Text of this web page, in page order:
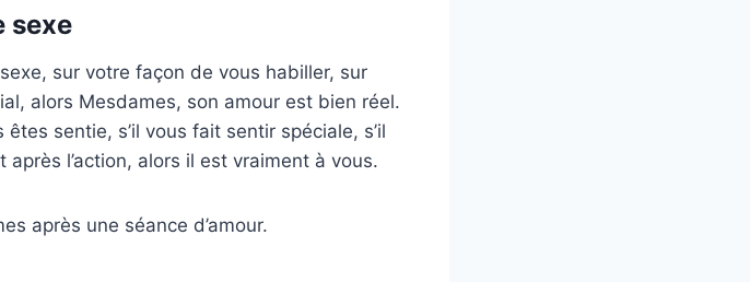
sexe
sur votre façon de vous habiller, sur
alors Mesdames, son amour est bien réel.
sentie, s’il vous fait sentir spéciale, s’il
l’action, alors il est vraiment à vous.
après une séance d’amour.